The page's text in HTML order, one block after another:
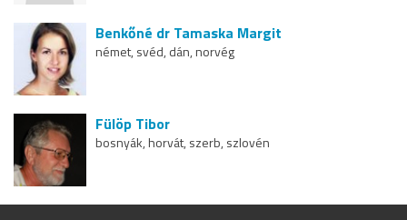
Benkőné dr Tamaska Margit
német, svéd, dán, norvég
Fülöp Tibor
bosnyák, horvát, szerb, szlovén